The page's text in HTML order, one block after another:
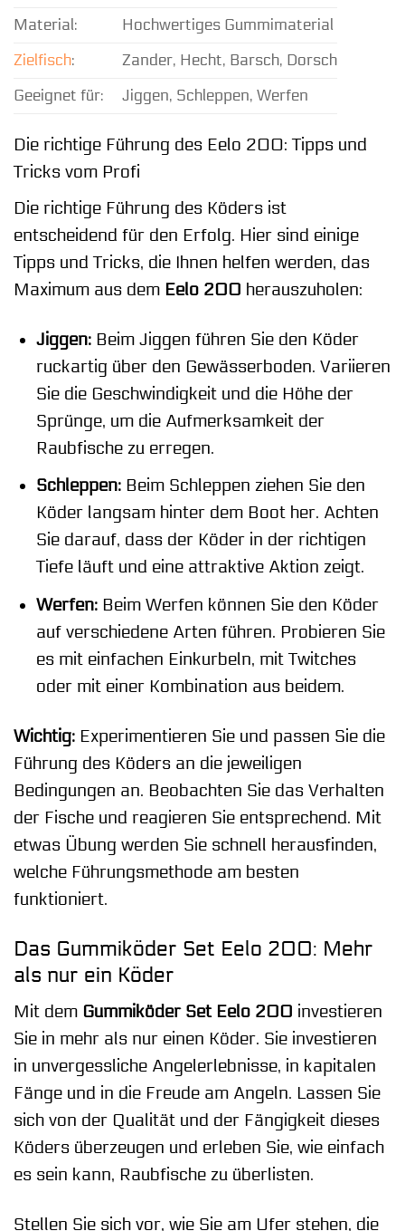
Material:
Hochwertiges Gummimaterial
Zielfisch:
Zander, Hecht, Barsch, Dorsch
Geeignet für:
Jiggen, Schleppen, Werfen
Die richtige Führung des Eelo 200: Tipps und
Tricks vom Profi
Die richtige Führung des Köders ist
entscheidend für den Erfolg. Hier sind einige
Tipps und Tricks, die Ihnen helfen werden, das
Maximum aus dem Eelo 200 herauszuholen:
Jiggen:Beim Jiggen führen Sie den Köder
ruckartig über den Gewässerboden. Variieren
Sie die Geschwindigkeit und die Höhe der
Sprünge, um die Aufmerksamkeit der
Raubfische zu erregen.
Schleppen:Beim Schleppen ziehen Sie den
Köder langsam hinter dem Boot her. Achten
Sie darauf, dass der Köder in der richtigen
Tiefe läuft und eine attraktive Aktion zeigt.
Werfen:Beim Werfen können Sie den Köder
auf verschiedene Arten führen. Probieren Sie
es mit einfachen Einkurbeln, mit Twitches
oder mit einer Kombination aus beidem.
Wichtig: Experimentieren Sie und passen Sie die
Führung des Köders an die jeweiligen
Bedingungen an. Beobachten Sie das Verhalten
der Fische und reagieren Sie entsprechend. Mit
etwas Übung werden Sie schnell herausfinden,
welche Führungsmethode am besten
funktioniert.
Das Gummiköder Set Eelo 200: Mehr
als nur ein Köder
Mit dem Gummiköder Set Eelo 200 investieren
Sie in mehr als nur einen Köder. Sie investieren
in unvergessliche Angelerlebnisse, in kapitalen
Fänge und in die Freude am Angeln. Lassen Sie
sich von der Qualität und der Fängigkeit dieses
Köders überzeugen und erleben Sie, wie einfach
es sein kann, Raubfische zu überlisten.
Stellen Sie sich vor, wie Sie am Ufer stehen, die